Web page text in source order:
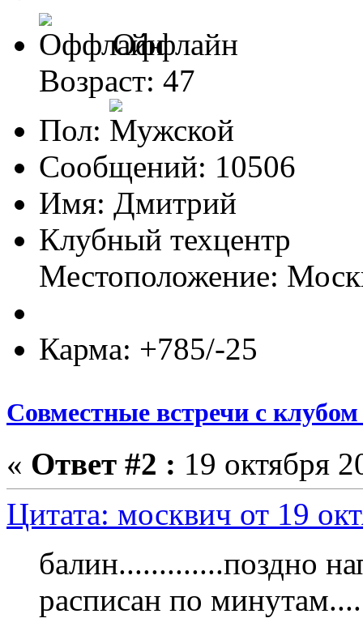
Оффлайн
Возраст: 47
Пол:
Сообщений: 10506
Имя: Дмитрий
Клубный техцентр
Местоположение:
Карма: +785/-25
Совместные встречи с
« Ответ #2 : 19 октября
Цитата: москвич от 19
балин.............поздно
расписан по